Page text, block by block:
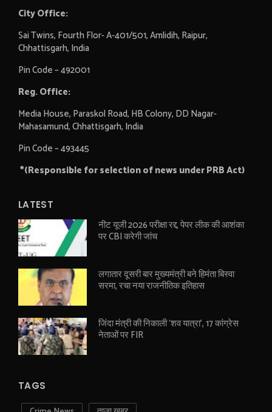
City Office:
Sai Twins, Fourth Flor- A-401/501, Amlidih, Raipur,
Chhattisgarh, India
Pin Code – 492001
Reg. Office:
Media House, Paraskol Road, HB Colony, DD Nagar-
Mahasamund, Chhattisgarh, India
Pin Code – 493445
*(Responsible for selection of news under PRB Act)
LATEST
नीट यूजी 2026 परीक्षा रद्द, पेपर लीक की आशंका
पर CBI करेगी जांच
लगातार दूसरी बार मुख्यमंत्री बने हिमंता बिस्वा
सरमा, रचा नया राजनीतिक इतिहास
जिंदा मंत्री की निकाली ‘शव यात्रा’, 17 कांग्रेस
नेताओं पर FIR
TAGS